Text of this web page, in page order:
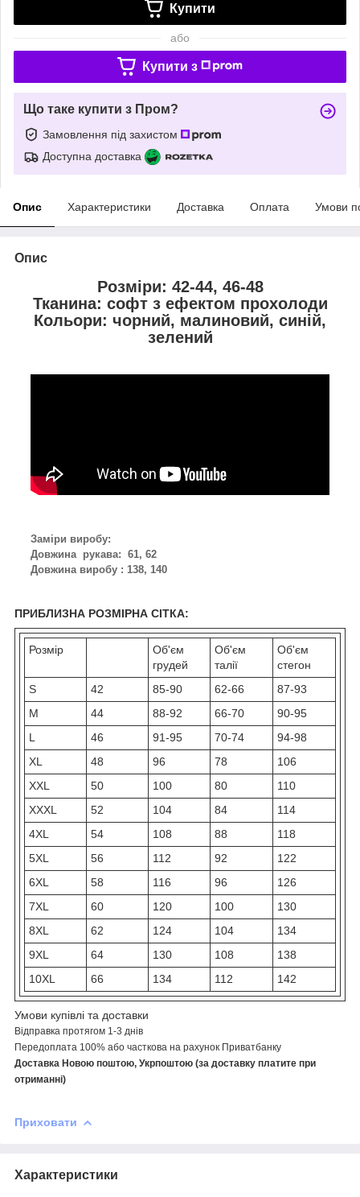
Купити
або
Купити з
Що таке купити з Пром?
Замовлення під захистом
Доступна доставка
Опис Характеристики Доставка Оплата Умови
Опис
Розміри: 42-44, 46-48
Тканина: софт з ефектом прохолоди
Кольори: чорний, малиновий, синій,
зелений
Заміри виробу:
Довжина рукава: 61, 62
Довжина виробу : 138, 140
ПРИБЛИЗНА РОЗМІРНА СІТКА:
Розмір
Об'єм
грудей
Об'єм
талії
Об'єм
стегон
S
42 85-90 62-66
87-93
M
44 88-92 66-70
90-95
L
46 91-95 70-74
94-98
XL
48 96 78
106
XXL
50 100 80
110
XXXL
52 104 84
114
4XL
54 108 88
118
5XL
56 112 92
122
6XL
58 116 96
126
7XL
60 120 100
130
8XL
62 124 104
134
9XL
64 130 108
138
10XL
66 134 112 142
Умови купівлі та доставки
Відправка протягом 1-3 днів
Передоплата 100% або часткова на рахунок Приватбанку
Доставка Новою поштою, Укрпоштою (за доставку платите при
отриманні)
Приховати
Характеристики